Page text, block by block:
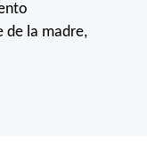
de la madre,